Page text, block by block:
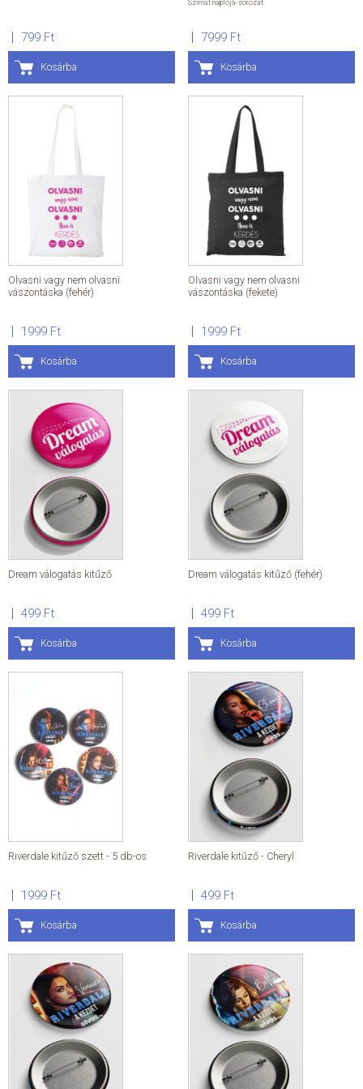
799 Ft
Kosárba
Szimat naplója-sorozat
7999 Ft
Kosárba
Olvasni vagy nem olvasni
vászontáska (fehér)
1999 Ft
Kosárba
Olvasni vagy nem olvasni
vászontáska (fekete)
1999 Ft
Kosárba
Dream válogatás kitűző
499 Ft
Kosárba
Dream válogatás kitűző (fehér)
499 Ft
Kosárba
Riverdale kitűző szett - 5 db-os
1999 Ft
Kosárba
Riverdale kitűző - Cheryl
499 Ft
Kosárba